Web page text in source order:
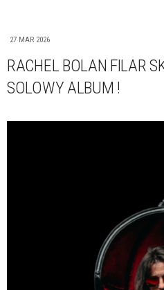
27 MAR 2026
RACHEL BOLAN FILAR
SOLOWY ALBUM !